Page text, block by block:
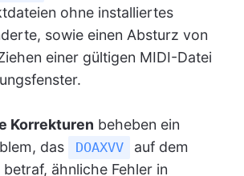
ohne installiertes
sowie einen Absturz von
einer gültigen MIDI-Datei
Korrekturen beheben ein
das DOAXVV
auf dem
ähnliche Fehler in